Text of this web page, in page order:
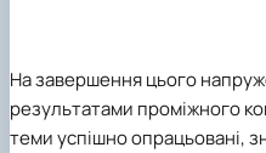
На завершення цього
результатами проміжного
теми успішно опрацьовані,